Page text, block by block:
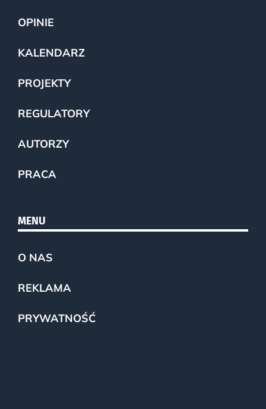
OPINIE
KALENDARZ
PROJEKTY
REGULATORY
AUTORZY
PRACA
MENU
O NAS
REKLAMA
PRYWATNOŚĆ